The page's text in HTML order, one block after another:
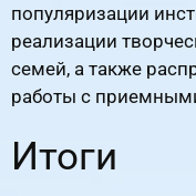
популяризации
реализации
семей, а также
работы с
Итоги